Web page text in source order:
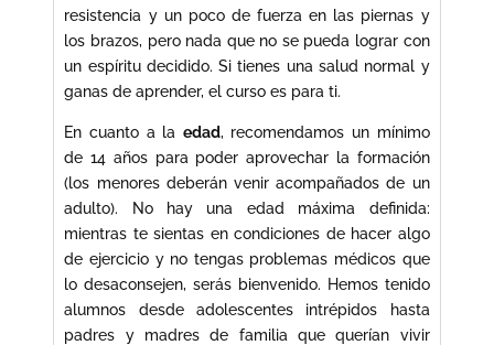
resistencia y un poco de fuerza en las piernas y
los brazos, pero nada que no se pueda lograr con
un espíritu decidido. Si tienes una salud normal y
ganas de aprender, el curso es para ti.
En cuanto a la edad, recomendamos un mínimo
de 14 años para poder aprovechar la formación
(los menores deberán venir acompañados de un
adulto). No hay una edad máxima definida:
mientras te sientas en condiciones de hacer algo
de ejercicio y no tengas problemas médicos que
lo desaconsejen, serás bienvenido. Hemos tenido
alumnos desde adolescentes intrépidos hasta
padres y madres de familia que querían vivir